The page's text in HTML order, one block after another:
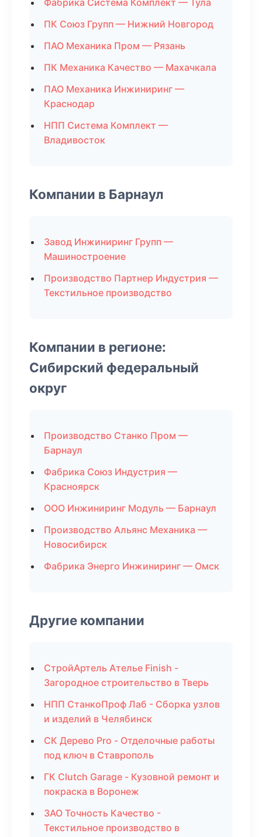
Фабрика Система Комплект — Тула
ПК Союз Групп — Нижний Новгород
ПАО Механика Пром — Рязань
ПК Механика Качество — Махачкала
ПАО Механика Инжиниринг —
Краснодар
НПП Система Комплект —
Владивосток
Компании в Барнаул
Завод Инжиниринг Групп —
Машиностроение
Производство Партнер Индустрия —
Текстильное производство
Компании в регионе:
Сибирский федеральный
округ
Производство Станко Пром —
Барнаул
Фабрика Союз Индустрия —
Красноярск
ООО Инжиниринг Модуль — Барнаул
Производство Альянс Механика —
Новосибирск
Фабрика Энерго Инжиниринг — Омск
Другие компании
СтройАртель Ателье Finish -
Загородное строительство в Тверь
НПП СтанкоПроф Лаб - Сборка узлов
и изделий в Челябинск
СК Дерево Pro - Отделочные работы
под ключ в Ставрополь
ГК Clutch Garage - Кузовной ремонт и
покраска в Воронеж
ЗАО Точность Качество -
Текстильное производство в